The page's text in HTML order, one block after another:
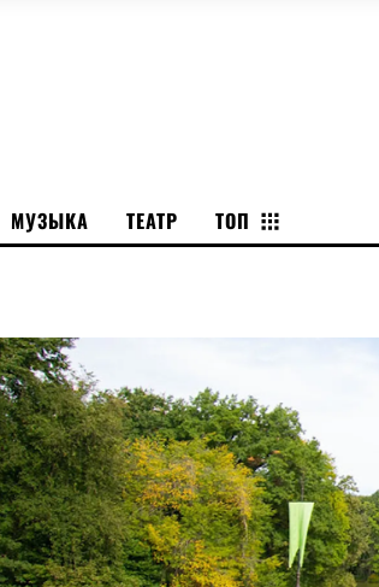
МУЗЫКА ТЕАТР ТОП